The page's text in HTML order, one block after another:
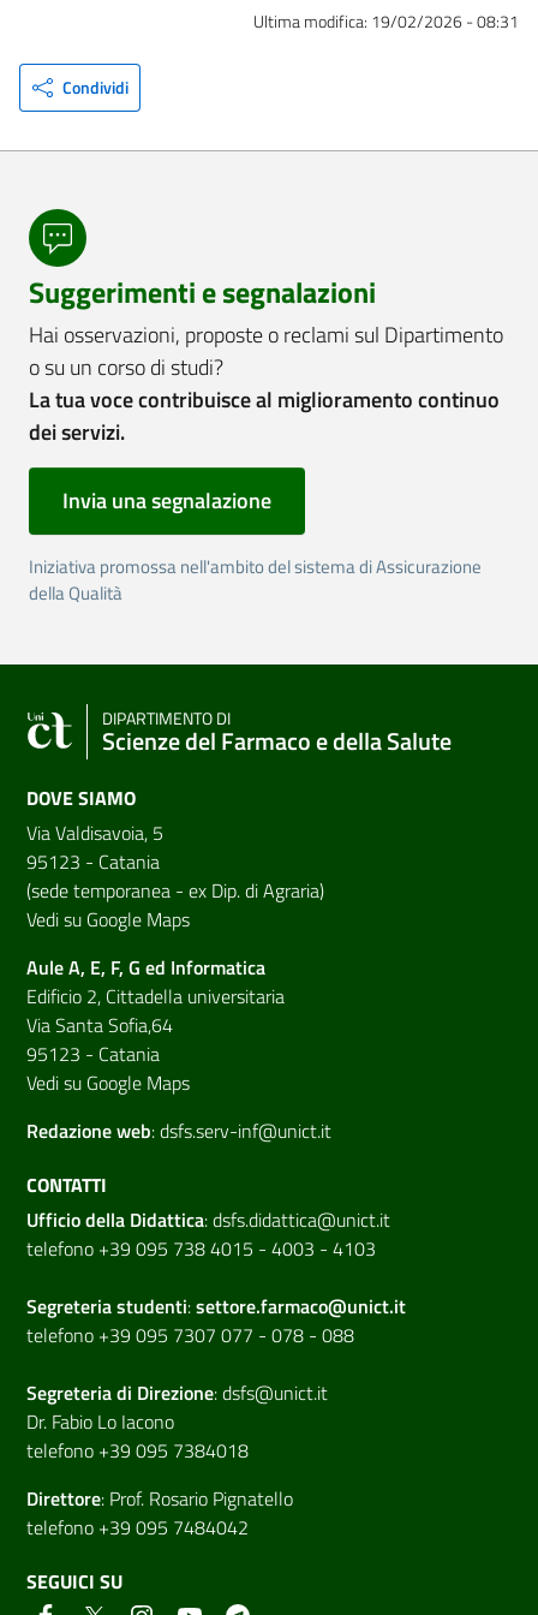
Ultima modifica: 19/02/2026 - 08:31
Condividi
Suggerimenti e segnalazioni
Hai osservazioni, proposte o reclami sul Dipartimento
o su un corso di studi?
La tua voce contribuisce al miglioramento continuo
dei servizi.
Invia una segnalazione
Iniziativa promossa nell'ambito del sistema di Assicurazione
della Qualità
DIPARTIMENTO DI
Scienze del Farmaco e della Salute
DOVE SIAMO
Via Valdisavoia, 5
95123 - Catania
(sede temporanea - ex Dip. di Agraria)
Vedi su Google Maps
Aule A, E, F, G ed Informatica
Edificio 2, Cittadella universitaria
Via Santa Sofia,64
95123 - Catania
Vedi su Google Maps
Redazione web:dsfs.serv-inf@unict.it
CONTATTI
Ufficio della Didattica:dsfs.didattica@unict.it
telefono +39 095 738 4015 - 4003 - 4103
Segreteria studenti:settore.farmaco@unict.it
telefono +39 095 7307 077 - 078 - 088
Segreteria di Direzione:dsfs@unict.it
Dr. Fabio Lo Iacono
telefono +39 095 7384018
Direttore: Prof. Rosario Pignatello
telefono +39 095 7484042
SEGUICI SU